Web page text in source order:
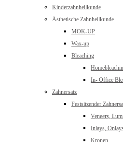
Kinderzahnheilkunde
Ästhetische Zahnheilkunde
MOK-UP
Wax-up
Bleaching
In- Office
Zahnersatz
Festsitzender
Veneers,
Inlays,
Kronen